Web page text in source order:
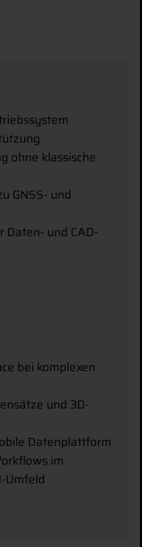
ohne klassische
GNSS- und
und CAD-
bei komplexen
und 3D-
Datenplattform
im
Umfeld